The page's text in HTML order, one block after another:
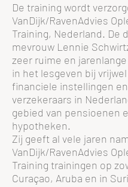
De training wordt
VanDijk/RavenAdvies
Training, Nederland. De
mevrouw Lennie
zeer ruime en
in het lesgeven bij
financiele instellingen en
verzekeraars in
gebied van pensioenen
hypotheken.
Zij geeft al vele jaren
VanDijk/RavenAdvies
Training trainingen op
Curaçao, Aruba en in